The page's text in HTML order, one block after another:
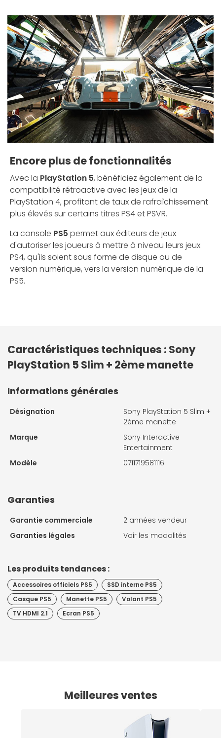
Encore plus de fonctionnalités
Avec la PlayStation 5, bénéficiez également de la
compatibilité rétroactive avec les jeux de la
PlayStation 4, profitant de taux de rafraîchissement
plus élevés sur certains titres PS4 et PSVR.
La console PS5 permet aux éditeurs de jeux
d'autoriser les joueurs à mettre à niveau leurs jeux
PS4, qu'ils soient sous forme de disque ou de
version numérique, vers la version numérique de la
PS5.
Caractéristiques techniques : Sony
PlayStation 5 Slim + 2ème manette
Informations générales
Désignation
Sony PlayStation 5 Slim +
2ème manette
Marque
Sony Interactive
Entertainment
Modèle
0711719581116
Garanties
Garantie commerciale
2 années vendeur
Garanties légales
Voir les modalités
Les produits tendances :
Accessoires officiels PS5
SSD interne PS5
Casque PS5
Manette PS5
Volant PS5
TV HDMI 2.1
Ecran PS5
Meilleures ventes